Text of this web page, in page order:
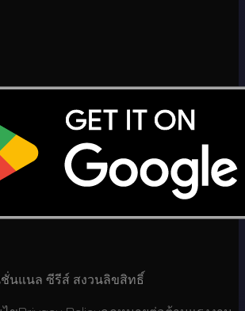
นแนล ซีรีส์ สงวนลิขสิทธิ์